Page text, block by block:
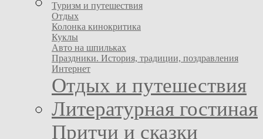
Туризм и путешествия
Отдых
Колонка кинокритика
Куклы
Авто на шпильках
Праздники. История, традиции, поздравления
Интернет
Отдых и путешествия
Литературная гостиная
Притчи и сказки